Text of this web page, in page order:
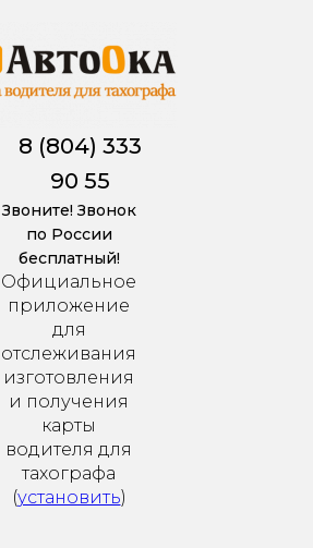
Официальное
приложение
для
отслеживания
изготовления
и получения
карты
водителя для
тахографа
(установить)
8 (804) 333
90 55
Звоните! Звонок
по России
бесплатный!